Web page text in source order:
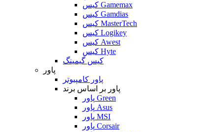
کیس Gamemax
کیس Gamdias
کیس MasterTech
کیس Logikey
کیس Awest
کیس Hyte
کیس گیمینگ
پاور
پاور کامپیوتر
پاور بر اساس برند
پاور Green
پاور Asus
پاور MSI
پاور Corsair